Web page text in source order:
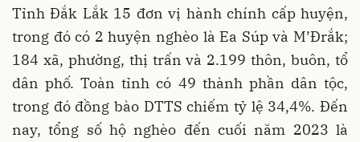
Tỉnh Đắk Lắk 15 đơn vị hành chính cấp huyện,
trong đó có 2 huyện nghèo là Ea Súp và M’Đrắk;
184 xã, phường, thị trấn và 2.199 thôn, buôn, tổ
dân phố. Toàn tỉnh có 49 thành phần dân tộc,
trong đó đồng bào DTTS chiếm tỷ lệ 34,4%. Đến
nay, tổng số hộ nghèo đến cuối năm 2023 là